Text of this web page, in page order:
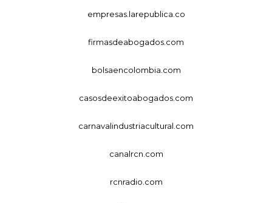
empresas.larepublica.co
firmasdeabogados.com
bolsaencolombia.com
casosdeexitoabogados.com
carnavalindustriacultural.com
canalrcn.com
rcnradio.com